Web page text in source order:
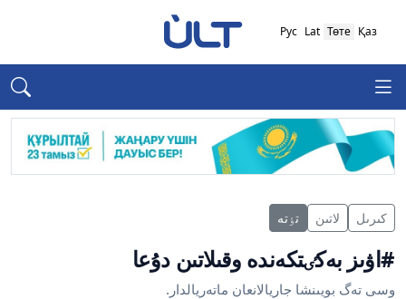
Қаз
Төте
Lat
Рус
كىرىل لاتىن تٶتە
#اۋىز بەكٸتكەندە وقىلاتىن دۇعا
وسى تەگ بويىنشا جاريالانعان ماتەريالدار.